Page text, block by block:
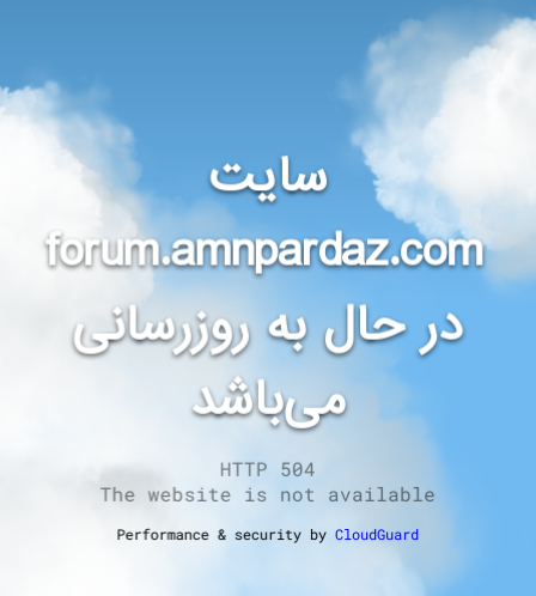
سایت
forum.amnpardaz.com
در حال به روزرسانی
می‌باشد
HTTP 504
The website is not available
Performance & security byCloudGuard